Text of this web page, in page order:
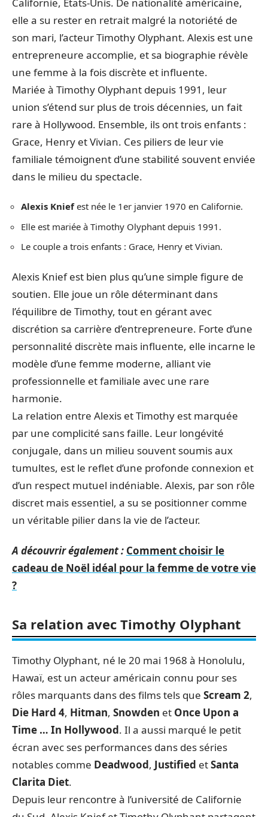
elle a su rester en retrait malgré la notoriété de
son mari, l’acteur Timothy Olyphant. Alexis est une
entrepreneure accomplie, et sa biographie révèle
une femme à la fois discrète et influente.
Mariée à Timothy Olyphant depuis 1991, leur
union s’étend sur plus de trois décennies, un fait
rare à Hollywood. Ensemble, ils ont trois enfants :
Grace, Henry et Vivian. Ces piliers de leur vie
familiale témoignent d’une stabilité souvent enviée
dans le milieu du spectacle.
Alexis Kniefest née le 1er janvier 1970 en Californie.
Elle est mariée à Timothy Olyphant depuis 1991.
Le couple a trois enfants : Grace, Henry et Vivian.
Alexis Knief est bien plus qu’une simple figure de
soutien. Elle joue un rôle déterminant dans
l’équilibre de Timothy, tout en gérant avec
discrétion sa carrière d’entrepreneure. Forte d’une
personnalité discrète mais influente, elle incarne le
modèle d’une femme moderne, alliant vie
professionnelle et familiale avec une rare
harmonie.
La relation entre Alexis et Timothy est marquée
par une complicité sans faille. Leur longévité
conjugale, dans un milieu souvent soumis aux
tumultes, est le reflet d’une profonde connexion et
d’un respect mutuel indéniable. Alexis, par son rôle
discret mais essentiel, a su se positionner comme
un véritable pilier dans la vie de l’acteur.
A découvrir également : Comment choisir le
cadeau de Noël idéal pour la femme de votre vie
?
Sa relation avec Timothy Olyphant
Timothy Olyphant, né le 20 mai 1968 à Honolulu,
Hawaï, est un acteur américain connu pour ses
rôles marquants dans des films tels que Scream 2,
Die Hard 4, Hitman, Snowden et Once Upon a
Time … In Hollywood. Il a aussi marqué le petit
écran avec ses performances dans des séries
notables comme Deadwood, Justified etSanta
Clarita Diet.
Depuis leur rencontre à l’université de Californie